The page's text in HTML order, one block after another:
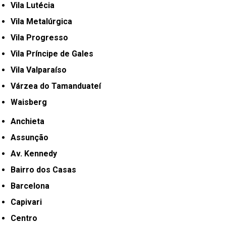
Vila Lutécia
Vila Metalúrgica
Vila Progresso
Vila Príncipe de Gales
Vila Valparaíso
Várzea do Tamanduateí
Waisberg
Anchieta
Assunção
Av. Kennedy
Bairro dos Casas
Barcelona
Capivari
Centro